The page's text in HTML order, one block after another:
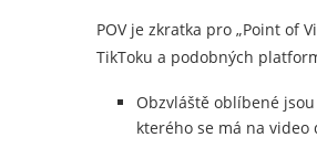
POV je zkratka pro „Point of
TikToku a podobných
Obzvláště oblíbené
kterého se má na video